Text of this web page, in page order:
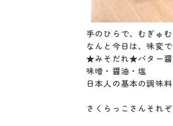
手のひらで、むぎゅ
なんと今日は、味変
★みそだれ★バター
味噌・醤油・塩
日本人の基本の調味
さくらっこさんそれ